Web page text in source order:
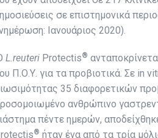
σε επιστημονικά
Ιανουάριος 2020).
L.reuteri Protectis®
Π.Ο.Υ. για τα προβιοτικά. Σε in
35 διαφορετικών
ανθρώπινο
πέντε ημερών,
® ήταν ένα από τα τρία